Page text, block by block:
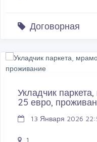
Договорная
Укладчик
25 евро,
13 Января 2026
1